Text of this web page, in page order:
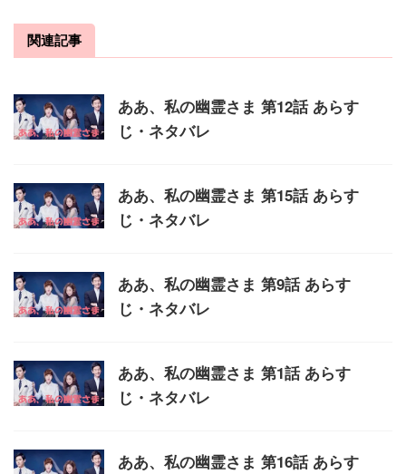
関連記事
ああ、私の幽霊さま 第12話 あらす
じ・ネタバレ
ああ、私の幽霊さま 第15話 あらす
じ・ネタバレ
ああ、私の幽霊さま 第9話 あらす
じ・ネタバレ
ああ、私の幽霊さま 第1話 あらす
じ・ネタバレ
ああ、私の幽霊さま 第16話 あらす